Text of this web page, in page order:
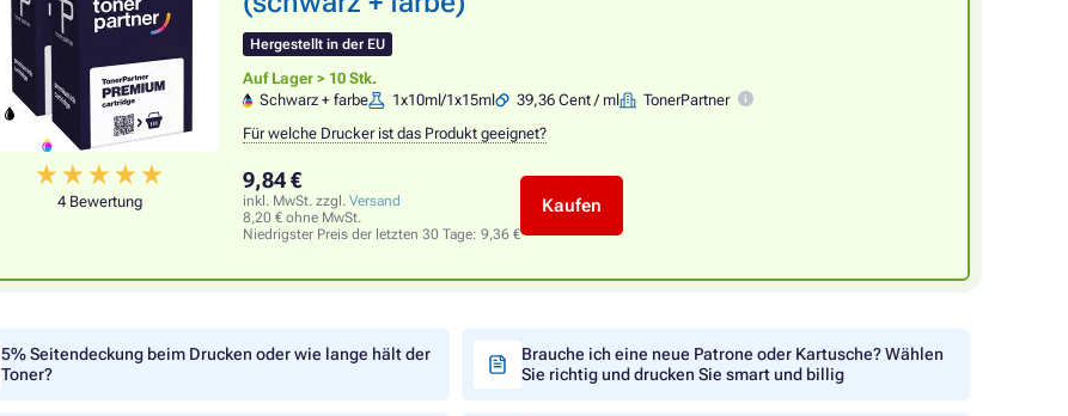
4 Bewertung
Hergestellt in der EU
Auf Lager > 10 Stk.
Schwarz + farbe
1x10ml/1x15ml 39,36 Cent / ml
TonerPartner
Für welche Drucker ist das Produkt geeignet?
9,84 €
inkl. MwSt. zzgl. Versand
8,20 € ohne MwSt.
Niedrigster Preis der letzten 30 Tage: 9,36 €
Kaufen
5% Seitendeckung beim Drucken oder wie lange hält der
Toner?
Brauche ich eine neue Patrone oder Kartusche? Wählen
Sie richtig und drucken Sie smart und billig